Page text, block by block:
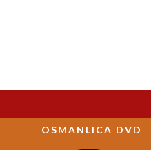
OSMANLICA DVD